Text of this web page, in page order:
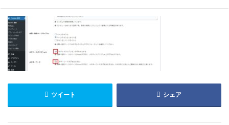
移
ツイート シェア